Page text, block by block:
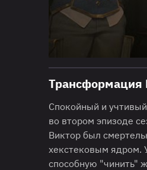
Трансформация
Спокойный и
во втором эпизоде
Виктор был
хекстековым ядром.
способную "чинить"